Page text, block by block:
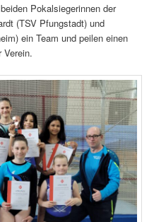
Pokalsiegerinnen der
(TSV Pfungstadt) und
ein Team und peilen einen
Verein.